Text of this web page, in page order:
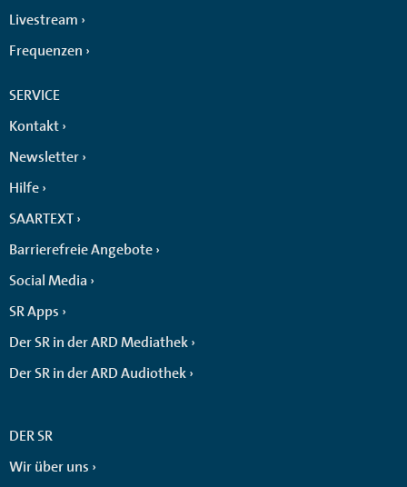
Livestream
Frequenzen
SERVICE
Kontakt
Newsletter
Hilfe
SAARTEXT
Barrierefreie Angebote
Social Media
SR Apps
Der SR in der ARD Mediathek
Der SR in der ARD Audiothek
DER SR
Wir über uns